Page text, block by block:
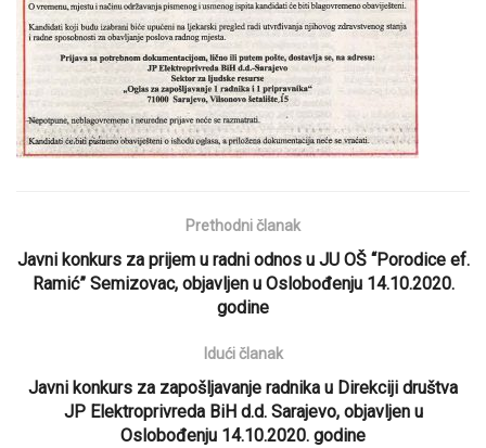
Prethodni članak
Javni konkurs za prijem u radni odnos u JU OŠ “Porodice ef.
Ramić” Semizovac, objavljen u Oslobođenju 14.10.2020.
godine
Idući članak
Javni konkurs za zapošljavanje radnika u Direkciji društva
JP Elektroprivreda BiH d.d. Sarajevo, objavljen u
Oslobođenju 14.10.2020. godine